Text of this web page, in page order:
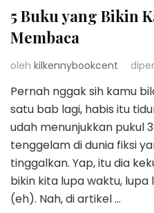
5 Buku yang Bikin
Membaca
oleh kilkennybookcent
Pernah nggak sih kamu
satu bab lagi, habis itu
udah menunjukkan pukul
tenggelam di dunia fiksi
tinggalkan. Yap, itu dia
bikin kita lupa waktu,
(eh). Nah, di artikel …